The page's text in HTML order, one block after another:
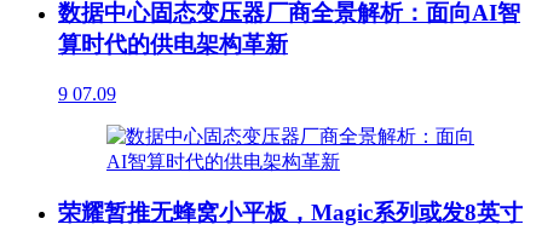
数据中心固态变压器厂商全景解析：面向AI智
算时代的供电架构革新
9 07.09
荣耀暂推无蜂窝小平板，Magic系列或发8英寸